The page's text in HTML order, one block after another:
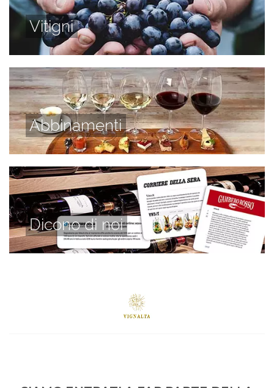
Vitigni
Abbinamenti
Dicono di noi